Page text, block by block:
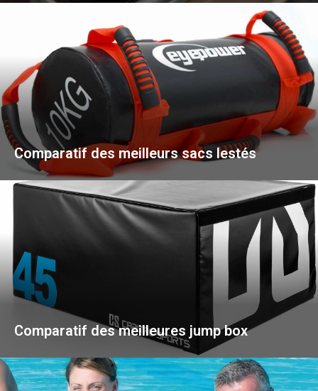
Comparatif des meilleurs sacs lestés
Comparatif des meilleures jump box